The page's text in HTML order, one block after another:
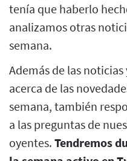
tenía que haberlo
analizamos otras
semana.
Además de las
acerca de las
semana, también
a las preguntas de
oyentes. Tendremos